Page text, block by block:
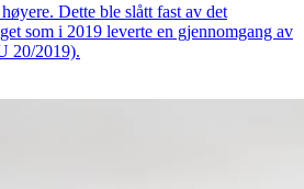
Dette ble slått fast av det
som i 2019 leverte en gjennomgang av
20/2019).